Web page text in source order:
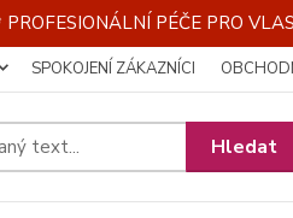
PÉČE PRO
SPOKOJENÍ ZÁKAZNÍCI
Hledat